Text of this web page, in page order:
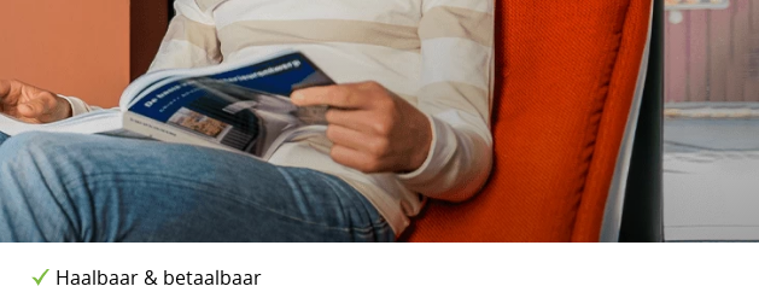
Haalbaar & betaalbaar